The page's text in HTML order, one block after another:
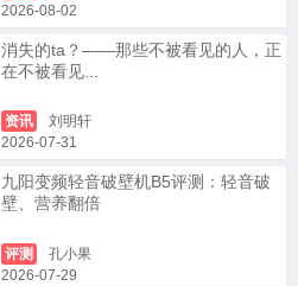
2026-08-02
消失的ta？——那些不被看见的人，正
在不被看见...
资讯
刘明轩
2026-07-31
九阳变频轻音破壁机B5评测：轻音破
壁、营养翻倍
评测
孔小果
2026-07-29